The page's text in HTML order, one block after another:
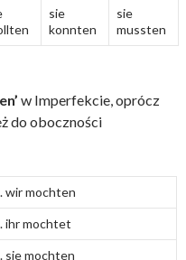
sie
konnten
sie
mussten
w Imperfekcie, oprócz
do oboczności
wir mochten
ihr mochtet
sie mochten